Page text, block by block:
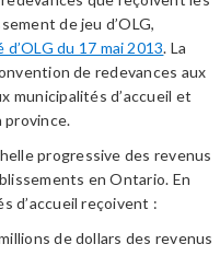
de jeu d’OLG,
du 17 mai 2013. La
de redevances aux
municipalités d’accueil et
province.
progressive des revenus
en Ontario. En
d’accueil reçoivent :
de dollars des revenus